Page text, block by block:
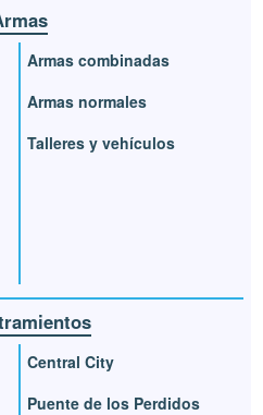
Armas combinadas
Armas normales
Talleres y vehículos
Central City
Puente de los Perdidos